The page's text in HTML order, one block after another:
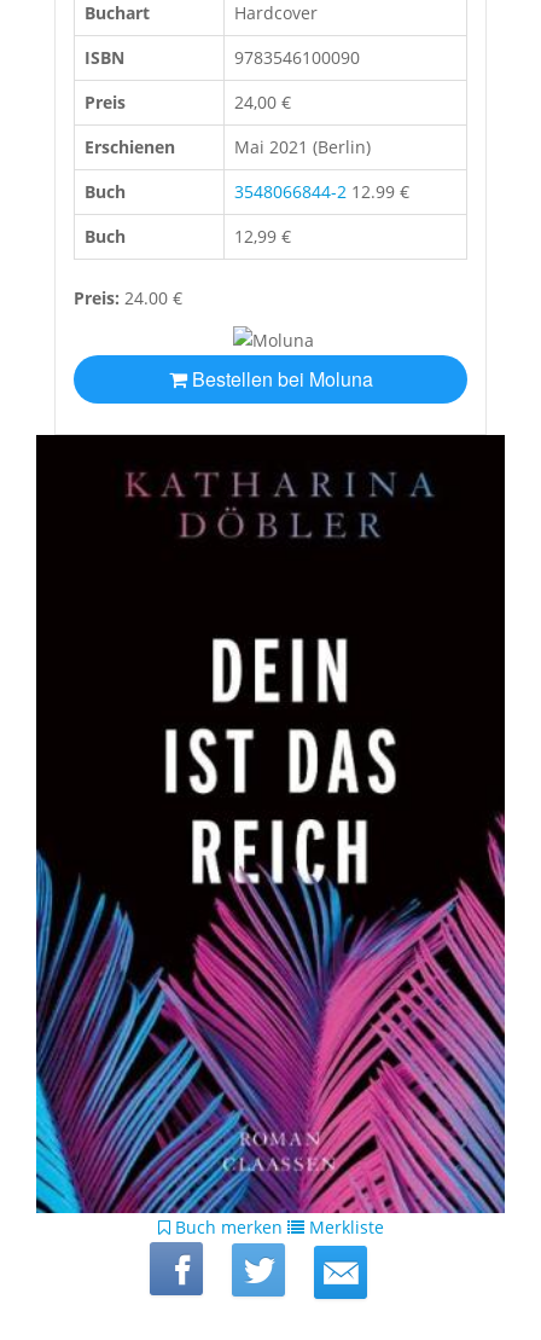
Buchart
Hardcover
ISBN
9783546100090
Preis
24,00 €
Erschienen
Mai 2021 (Berlin)
Buch
3548066844-2 12.99 €
Buch
12,99 €
Preis: 24.00 €
Bestellen bei Moluna
Buch merken Merkliste